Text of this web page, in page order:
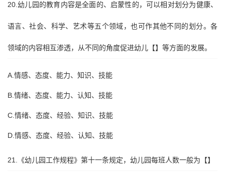
20.幼儿园的教育内容是全面的、启蒙性的，可以相对划分为健康、
语言、社会、科学、艺术等五个领域，也可作其他不同的划分。各
领域的内容相互渗透，从不同的角度促进幼儿【】等方面的发展。
A.情感、态度、能力、知识、技能
B.情绪、态度、能力、认知、技能
C.情绪、态度、经验、知识、技能
D.情感、态度、经验、认知、技能
21.《幼儿园工作规程》第十一条规定，幼儿园每班人数一般为【】